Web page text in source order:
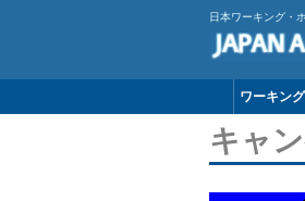
日本ワーキング・
ワーキン
キャ